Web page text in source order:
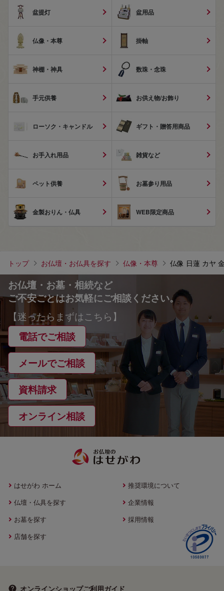
盆提灯 盆用品
仏像・本尊 掛軸
神棚・神具 数珠・念珠
手元供養 お供え物/お飾り
ローソク・キャンドル ギフト・贈答用商品
お手入れ用品 雑貨など
ペット供養 お墓参り用品
金製おりん・仏具 WEB限定商品
トップ お仏壇・お仏具を探す 仏像・本尊 仏像 日蓮 カヤ
お仏壇・お墓・相続など
ご不安ごとはお気軽にご相談ください。
【迷ったらまずはこちら】
電話でご相談
メールでご相談
資料請求
オンライン相談
はせがわ ホーム
仏壇・仏具を探す
お墓を探す
店舗を探す
推奨環境について
企業情報
採用情報
オンラインショップご利用ガイド